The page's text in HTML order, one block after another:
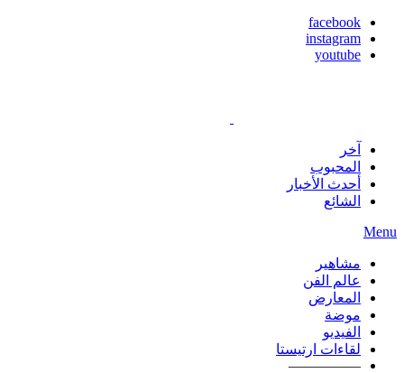
facebook
instagram
youtube
آخر
المحبوب
أحدث الأخبار
الشائع
Menu
مشاهير
عالم الفن
المعارض
موضة
الفيديو
لقاءات ارتيستا
—————